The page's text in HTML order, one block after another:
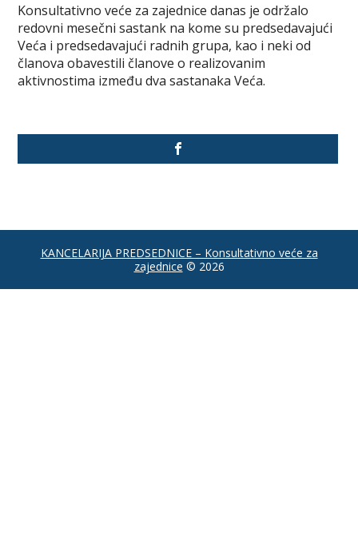
Konsultativno veće za zajednice danas je održalo
redovni mesečni sastank na kome su predsedavajući
Veća i predsedavajući radnih grupa, kao i neki od
članova obavestili članove o realizovanim
aktivnostima između dva sastanaka Veća.
KANCELARIJA PREDSEDNICE – Konsultativno veće za
zajednice © 2026